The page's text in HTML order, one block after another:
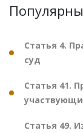
Статья 4.
суд
Статья 41.
Статья 49.